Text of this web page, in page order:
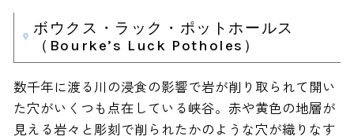
ボウクス・ラック・ポットホールス
（Bourke’s Luck Potholes）
数千年に渡る川の浸食の影響で岩が削り取られて開い
た穴がいくつも点在している峡谷。赤や黄色の地層が
見える岩々と彫刻で削られたかのような穴が織りなす